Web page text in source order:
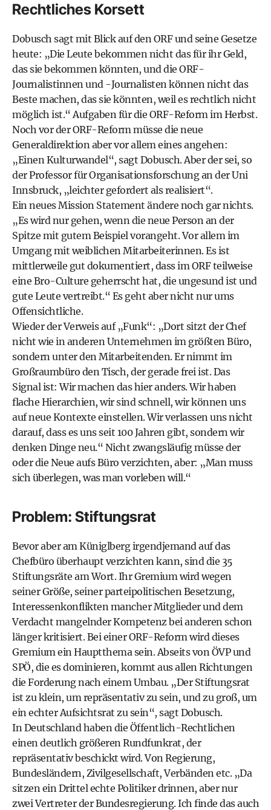
Rechtliches Korsett
Dobusch sagt mit Blick auf den ORF und seine Gesetze
heute: „Die Leute bekommen nicht das für ihr Geld,
das sie bekommen könnten, und die ORF-
Journalistinnen und -Journalisten können nicht das
Beste machen, das sie könnten, weil es rechtlich nicht
möglich ist.“ Aufgaben für die ORF-Reform im Herbst.
Noch vor der ORF-Reform müsse die neue
Generaldirektion aber vor allem eines angehen:
„Einen Kulturwandel“, sagt Dobusch. Aber der sei, so
der Professor für Organisationsforschung an der Uni
Innsbruck, „leichter gefordert als realisiert“.
Ein neues Mission Statement ändere noch gar nichts.
„Es wird nur gehen, wenn die neue Person an der
Spitze mit gutem Beispiel vorangeht. Vor allem im
Umgang mit weiblichen Mitarbeiterinnen. Es ist
mittlerweile gut dokumentiert, dass im ORF ­teilweise
eine Bro-Culture geherrscht hat, die ungesund ist und
gute Leute vertreibt.“ Es geht aber nicht nur ums
Offensichtliche.
Wieder der Verweis auf „Funk“: „Dort sitzt der Chef
nicht wie in anderen Unternehmen im größten Büro,
sondern unter den Mitarbeitenden. Er nimmt im
Großraumbüro den Tisch, der gerade frei ist. Das
Signal ist: Wir machen das hier anders. Wir haben
flache Hierarchien, wir sind schnell, wir können uns
auf neue Kontexte einstellen. Wir verlassen uns nicht
darauf, dass es uns seit 100 Jahren gibt, sondern wir
denken Dinge neu.“ Nicht zwangsläufig müsse der
oder die Neue aufs Büro verzichten, aber: „Man muss
sich überlegen, was man vorleben will.“
Problem: Stiftungsrat
Bevor aber am Küniglberg irgendjemand auf das
Chefbüro überhaupt verzichten kann, sind die 35
Stiftungsräte am Wort. Ihr Gremium wird wegen
seiner Größe, seiner parteipolitischen Besetzung,
Interessenkonflikten mancher Mitglieder und dem
Verdacht mangelnder Kompetenz bei anderen schon
länger kritisiert. Bei einer ORF-Reform wird dieses
Gremium ein Hauptthema sein. Abseits von ÖVP und
SPÖ, die es dominieren, kommt aus allen Richtungen
die Forderung nach einem Umbau. „Der Stiftungsrat
ist zu klein, um repräsentativ zu sein, und zu groß, um
ein echter Aufsichtsrat zu sein“, sagt Dobusch.
In Deutschland haben die Öffentlich-Rechtlichen
einen deutlich größeren Rundfunkrat, der
repräsentativ beschickt wird. Von Regierung,
Bundesländern, Zivilgesellschaft, Verbänden etc. „Da
sitzen ein Drittel echte Politiker drinnen, aber nur
zwei Vertreter der Bundesregierung. Ich finde das auch